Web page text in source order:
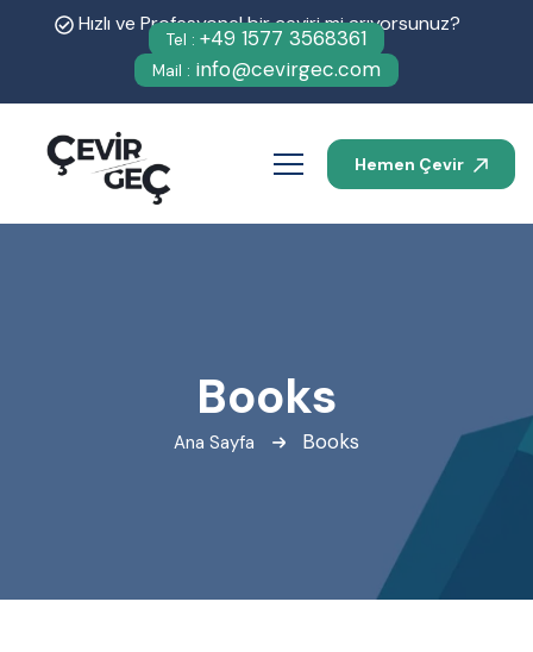
Hızlı ve Profesyonel bir çeviri mi arıyorsunuz?
Tel : +49 1577 3568361
Mail : info@cevirgec.com
Hemen Çevir
Books
Ana Sayfa Books